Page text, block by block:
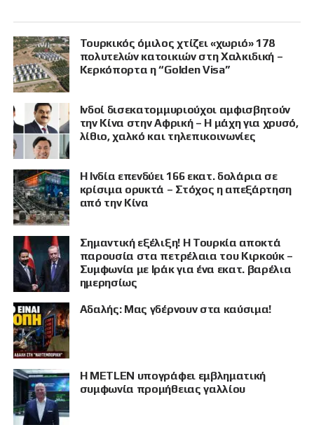
Τουρκικός όμιλος χτίζει «χωριό» 178
πολυτελών κατοικιών στη Χαλκιδική –
Κερκόπορτα η “Golden Visa”
Ινδοί δισεκατομμυριούχοι αμφισβητούν
την Κίνα στην Αφρική – Η μάχη για χρυσό,
λίθιο, χαλκό και τηλεπικοινωνίες
Η Ινδία επενδύει 166 εκατ. δολάρια σε
κρίσιμα ορυκτά – Στόχος η απεξάρτηση
από την Κίνα
Σημαντική εξέλιξη! Η Τουρκία αποκτά
παρουσία στα πετρέλαια του Κιρκούκ –
Συμφωνία με Ιράκ για ένα εκατ. βαρέλια
ημερησίως
Αδαλής: Μας γδέρνουν στα καύσιμα!
Η METLEN υπογράφει εμβληματική
συμφωνία προμήθειας γαλλίου